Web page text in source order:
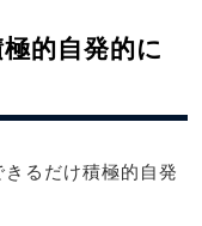
的自発的に
るだけ積極的自発